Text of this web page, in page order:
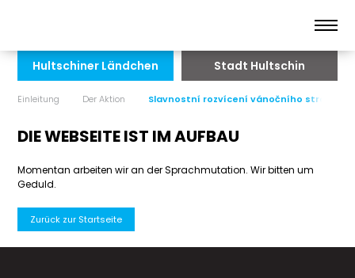
Hultschiner Ländchen Stadt Hultschin
Einleitung Der Aktion Slavnostní rozvícení vánočního stromu
DIE WEBSEITE IST IM AUFBAU
Momentan arbeiten wir an der Sprachmutation. Wir bitten um
Geduld.
Zurück zur Startseite